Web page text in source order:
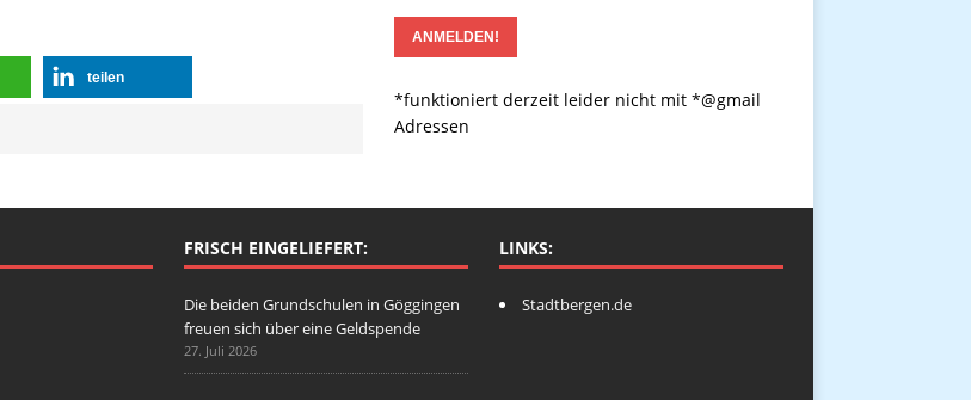
teilen
*funktioniert derzeit leider nicht mit *@gmail
Adressen
FRISCH EINGELIEFERT:
Die beiden Grundschulen in Göggingen
freuen sich über eine Geldspende
27. Juli 2026
LINKS:
Stadtbergen.de